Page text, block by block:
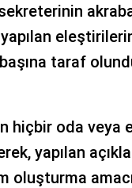
taraf
hiçbir oda
yapılan
amacı